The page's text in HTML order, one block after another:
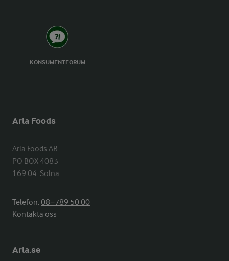
KONSUMENTFORUM
Arla Foods
Arla Foods AB
PO BOX 4083
169 04  Solna
Telefon:08−789 50 00
Kontakta oss
Arla.se